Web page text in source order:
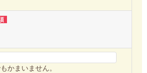
かまいません。